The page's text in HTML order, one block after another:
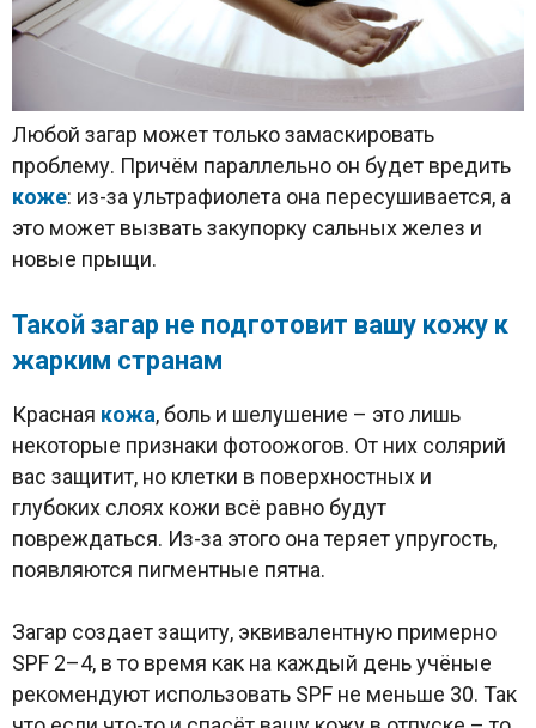
Любой загар может только замаскировать
проблему. Причём параллельно он будет вредить
коже: из-за ультрафиолета она пересушивается, а
это может вызвать закупорку сальных желез и
новые прыщи.
Такой загар не подготовит вашу кожу к
жарким странам
Красная кожа, боль и шелушение – это лишь
некоторые признаки фотоожогов. От них солярий
вас защитит, но клетки в поверхностных и
глубоких слоях кожи всё равно будут
повреждаться. Из-за этого она теряет упругость,
появляются пигментные пятна.
Загар создает защиту, эквивалентную примерно
SPF 2–4, в то время как на каждый день учёные
рекомендуют использовать SPF не меньше 30. Так